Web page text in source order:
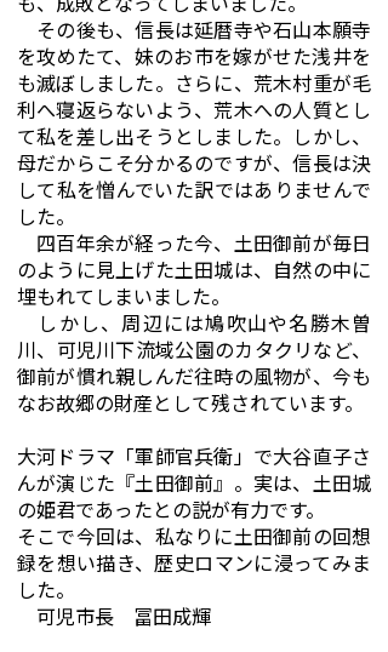
その後も、信長は延暦寺や石山本願寺
を攻めたて、妹のお市を嫁がせた浅井を
も滅ぼしました。さらに、荒木村重が毛
利へ寝返らないよう、荒木への人質とし
て私を差し出そうとしました。しかし、
母だからこそ分かるのですが、信長は決
して私を憎んでいた訳ではありませんで
した。
四百年余が経った今、土田御前が毎日
のように見上げた土田城は、自然の中に
埋もれてしまいました。
しかし、周辺には鳩吹山や名勝木曽
川、可児川下流域公園のカタクリなど、
御前が慣れ親しんだ往時の風物が、今も
なお故郷の財産として残されています。
大河ドラマ「軍師官兵衛」で大谷直子さ
んが演じた『土田御前』。実は、土田城
の姫君であったとの説が有力です。
そこで今回は、私なりに土田御前の回想
録を想い描き、歴史ロマンに浸ってみま
した。
可児市長 冨田成輝